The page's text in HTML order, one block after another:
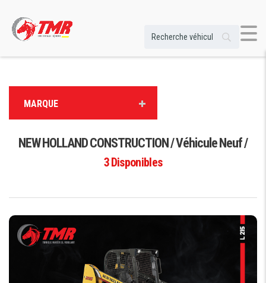
MARQUE
NEW HOLLAND CONSTRUCTION / Véhicule Neuf /
3Disponibles